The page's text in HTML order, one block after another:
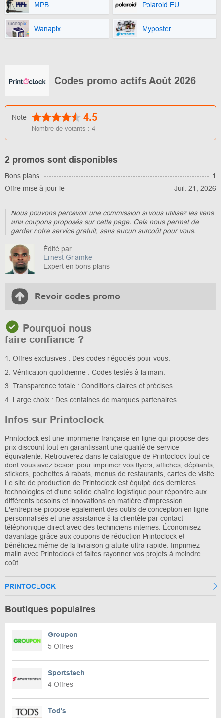
MPB Polaroid EU
Wanapix Myposter
Codes promo actifs Août 2026
Note 4.5
Nombre de votants : 4
2 promos sont disponibles
Bons plans
1
Offre mise à jour le
Juil. 21, 2026
Nous pouvons percevoir une commission si vous utilisez les liens
или coupons proposés sur cette page. Cela nous permet de
garder notre service gratuit, sans aucun surcoût pour vous.
Édité par
Ernest Gnamke
Expert en bons plans
Revoir codes promo
Pourquoi nous
faire confiance ?
1. Offres exclusives : Des codes négociés pour vous.
2. Vérification quotidienne : Codes testés à la main.
3. Transparence totale : Conditions claires et précises.
4. Large choix : Des centaines de marques partenaires.
Infos sur Printoclock
Printoclock est une imprimerie française en ligne qui propose des
prix discount tout en garantissant une qualité de service
équivalente. Retrouverez dans le catalogue de Printoclock tout ce
dont vous avez besoin pour imprimer vos flyers, affiches, dépliants,
stickers, pochettes à rabats, menus de restaurants, cartes de visite.
Le site de production de Printoclock est équipé des dernières
technologies et d'une solide chaîne logistique pour répondre aux
différents besoins et innovations en matière d'impression.
L'entreprise propose également des outils de conception en ligne
personnalisés et une assistance à la clientèle par contact
téléphonique direct avec des techniciens internes. Économisez
davantage grâce aux coupons de réduction Printoclock et
bénéficiez même de la livraison gratuite ultra-rapide. Imprimez
malin avec Printoclock et faites rayonner vos projets à moindre
coût.
PRINTOCLOCK
Boutiques populaires
Groupon
5 Offres
Sportstech
4 Offres
Tod's